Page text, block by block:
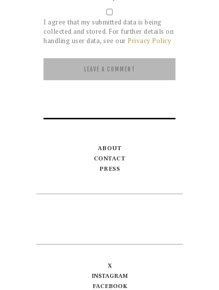
I agree that my submitted data is being
collected and stored. For further details on
handling user data, see our Privacy Policy
ABOUT
CONTACT
PRESS
X
INSTAGRAM
FACEBOOK